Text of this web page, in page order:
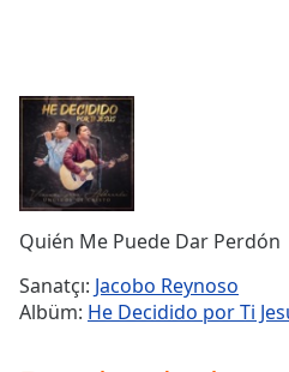
Time0:00
Duration-:-
Loaded:
0.00%
TypeLIVE
Seek to
live,
currently
Quién Me Puede Dar Perdón
Sanatçı: Jacobo Reynoso
Albüm: He Decidido por Ti